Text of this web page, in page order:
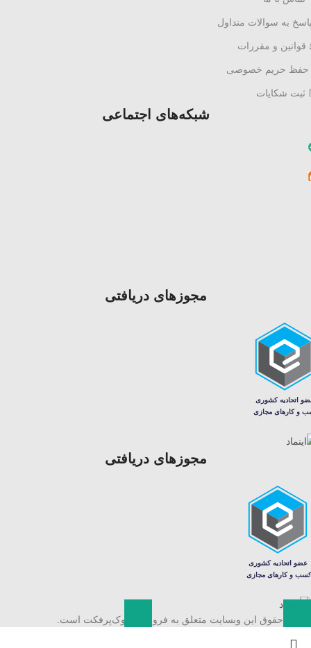
به سوالات متداول
و مقررات
حفظ حریم خصوصی
ثبت شکایات
شبکه‌های اجتماعی
مجوزهای دریافتی
مجوزهای دریافتی
تمامی حقوق این وبسایت متعلق به فروشگاه لوک‌پرفکت است.